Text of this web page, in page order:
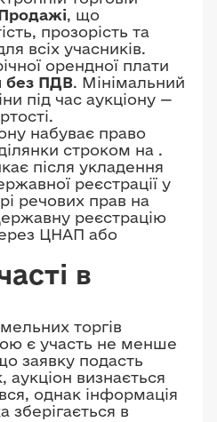
, що
прозорість та
всіх учасників.
орендної плати
без ПДВ. Мінімальний
під час аукціону —
набуває право
строком на .
після укладення
реєстрації у
речових прав на
реєстрацію
ЦНАП або
в
торгів
є участь не менше
заявку подасть
визнається
однак інформація
зберігається в